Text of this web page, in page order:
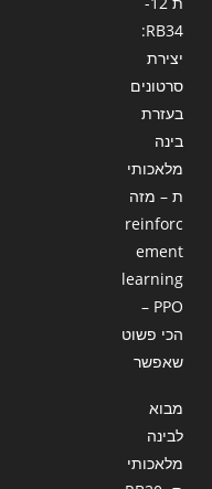
RB34:
יצירת
סרטונים
בעזרת
בינה
מלאכותי
ת – מזה
reinforc
ement
learning
– PPO
הכי פשוט
שאפשר
מבוא
לבינה
מלאכותי